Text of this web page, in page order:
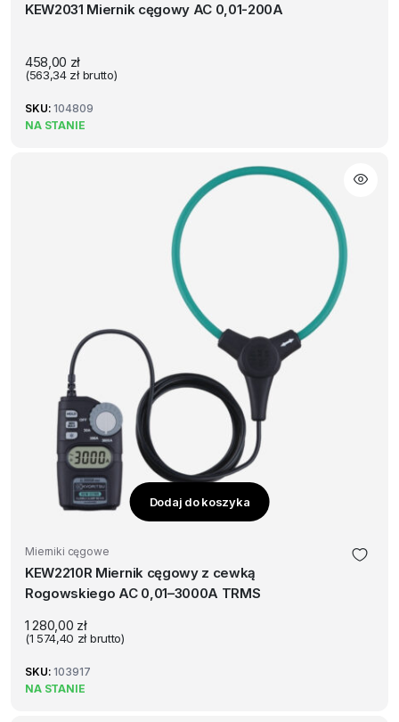
KEW2031 Miernik cęgowy AC 0,01-200A
458,00 zł
(563,34 złbrutto)
SKU: 104809
NA STANIE
Dodaj do koszyka
Mierniki cęgowe
KEW2210R Miernik cęgowy z cewką
Rogowskiego AC 0,01–3000A TRMS
1 280,00 zł
(1 574,40 złbrutto)
SKU: 103917
NA STANIE